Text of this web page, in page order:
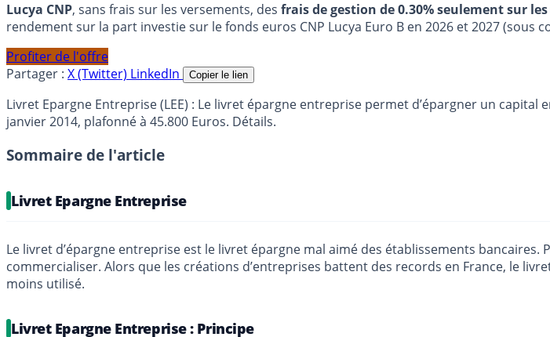
Lucya CNP, sans frais sur les versements, des frais de gestion de 0.30% seulement sur
rendement sur la part investie sur le fonds euros CNP Lucya Euro B en 2026 et 2027 (sous
Profiter de l'offre
Partager : X (Twitter) LinkedIn Copier le lien
Livret Epargne Entreprise (LEE) : Le livret épargne entreprise permet d’épargner un
janvier 2014, plafonné à 45.800 Euros. Détails.
Sommaire de l'article
Livret Epargne Entreprise
Le livret d’épargne entreprise est le livret épargne mal aimé des établissements
commercialiser. Alors que les créations d’entreprises battent des records en France, le
moins utilisé.
Livret Epargne Entreprise : Principe